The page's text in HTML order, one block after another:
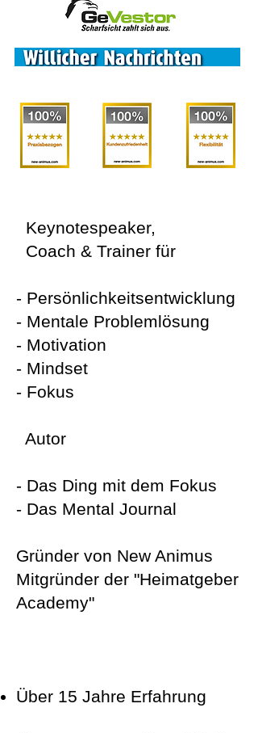
​ Keynotespeaker,
Coach & Trainer für
- Persönlichkeitsentwicklung
- Mentale Problemlösung
- Motivation
- Mindset
- Fokus
Autor
- Das Ding mit dem Fokus
- Das Mental Journal
Gründer von New Animus
Mitgründer der "Heimatgeber
Academy"
Über 15 Jahre Erfahrung